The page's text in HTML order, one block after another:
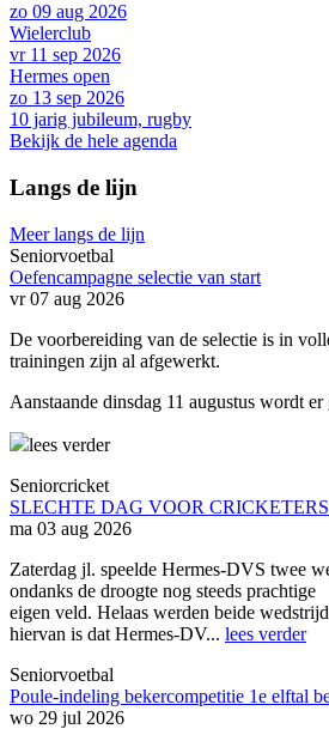
zo 09 aug 2026
Wielerclub
vr 11 sep 2026
Hermes open
zo 13 sep 2026
10 jarig jubileum, rugby
Bekijk de hele agenda
Langs de lijn
Meer langs de lijn
Seniorvoetbal
Oefencampagne selectie van start
vr 07 aug 2026
De voorbereiding van de selectie is in
trainingen zijn al afgewerkt.
Aanstaande dinsdag 11 augustus wordt
lees verder
Seniorcricket
SLECHTE DAG VOOR
ma 03 aug 2026
Zaterdag jl. speelde Hermes-DVS twee
ondanks de droogte nog steeds prachtige
eigen veld. Helaas werden beide
hiervan is dat Hermes-DV... lees verder
Seniorvoetbal
Poule-indeling bekercompetitie 1e elftal
wo 29 jul 2026